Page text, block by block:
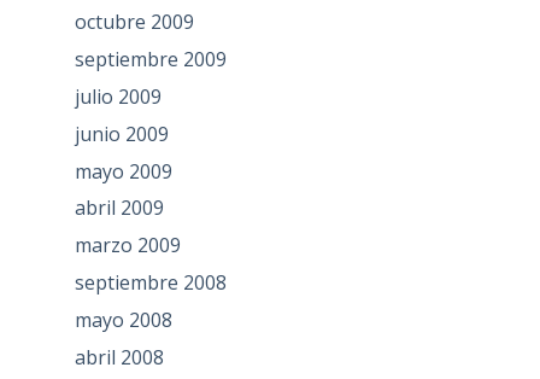
octubre 2009
septiembre 2009
julio 2009
junio 2009
mayo 2009
abril 2009
marzo 2009
septiembre 2008
mayo 2008
abril 2008